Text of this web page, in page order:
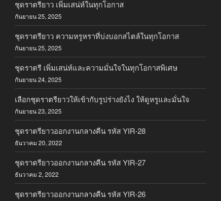
ชุดราตรียาว เพิ่มเสน่ห์ในทุกโอกาส
กันยายน 25, 2025
ชุดราตรียาว ความหรูหราที่บ่งบอกสไตล์ในทุกโอกาส
กันยายน 25, 2025
ชุดราตรี เพิ่มเสน่ห์และความมั่นใจในทุกโอกาสพิเศษ
กันยายน 24, 2025
เลือกชุดราตรียาวให้เข้ากับรูปร่างยังไง ให้ดูหรูและมั่นใจ
กันยายน 23, 2025
ชุดราตรียาวออกงานกลางคืน รหัส YIR-28
ธันวาคม 20, 2022
ชุดราตรียาวออกงานกลางคืน รหัส YIR-27
ธันวาคม 2, 2022
ชุดราตรียาวออกงานกลางคืน รหัส YIR-26